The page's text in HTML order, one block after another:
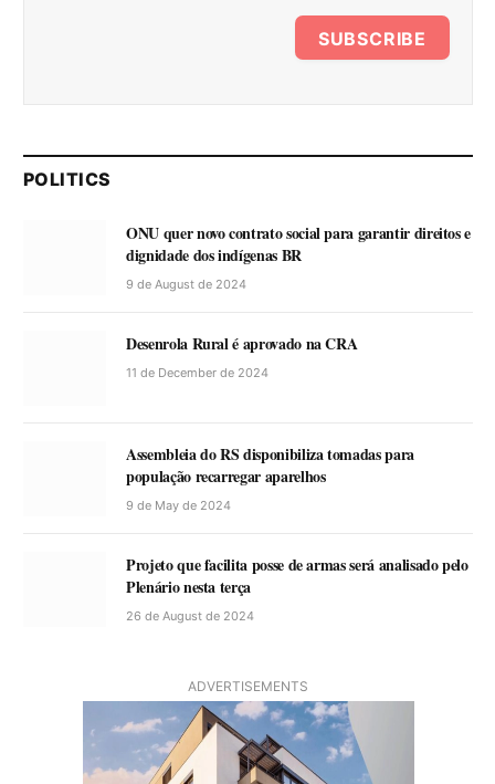
SUBSCRIBE
POLITICS
ONU quer novo contrato social para garantir direitos e
dignidade dos indígenas BR
9 de August de 2024
Desenrola Rural é aprovado na CRA
11 de December de 2024
Assembleia do RS disponibiliza tomadas para
população recarregar aparelhos
9 de May de 2024
Projeto que facilita posse de armas será analisado pelo
Plenário nesta terça
26 de August de 2024
ADVERTISEMENTS